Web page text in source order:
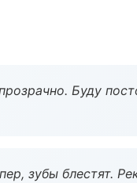
Буду
зубы блестят.